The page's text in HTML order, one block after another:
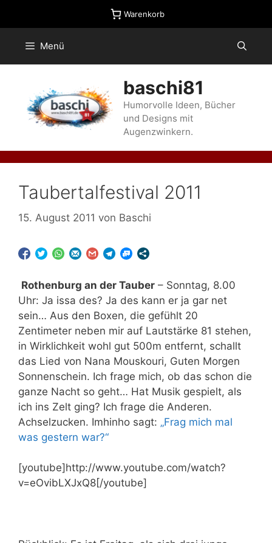
Warenkorb
Menü
baschi81
Humorvolle Ideen, Bücher
und Designs mit
Augenzwinkern.
Taubertalfestival 2011
15. August 2011 von Baschi
Rothenburg an der Tauber – Sonntag, 8.00
Uhr: Ja issa des? Ja des kann er ja gar net
sein… Aus den Boxen, die gefühlt 20
Zentimeter neben mir auf Lautstärke 81 stehen,
in Wirklichkeit wohl gut 500m entfernt, schallt
das Lied von Nana Mouskouri, Guten Morgen
Sonnenschein. Ich frage mich, ob das schon die
ganze Nacht so geht… Hat Musik gespielt, als
ich ins Zelt ging? Ich frage die Anderen.
Achselzucken. Imhinho sagt: „Frag mich mal
was gestern war?“
[youtube]http://www.youtube.com/watch?
v=eOvibLXJxQ8[/youtube]